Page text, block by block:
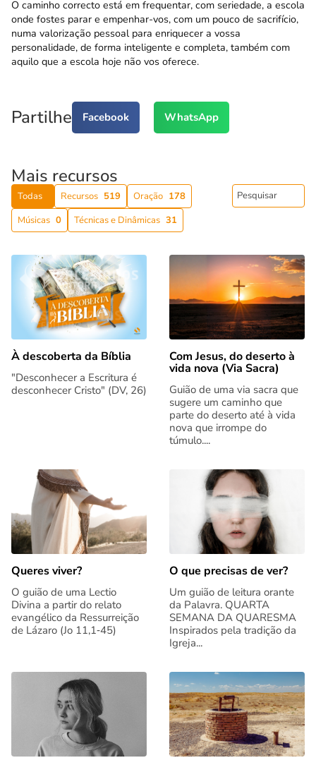
O caminho correcto está em frequentar, com seriedade, a escola
onde fostes parar e empenhar-vos, com um pouco de sacrifício,
numa valorização pessoal para enriquecer a vossa
personalidade, de forma inteligente e completa, também com
aquilo que a escola hoje não vos oferece.
Partilhe Facebook WhatsApp
Mais recursos
Todas Recursos 519 Oração 178
Músicas 0 Técnicas e Dinâmicas 31
À descoberta da Bíblia
"Desconhecer a Escritura é
desconhecer Cristo" (DV, 26)
Com Jesus, do deserto à
vida nova (Via Sacra)
Guião de uma via sacra que
sugere um caminho que
parte do deserto até à vida
nova que irrompe do
túmulo....
Queres viver?
O guião de uma Lectio
Divina a partir do relato
evangélico da Ressurreição
de Lázaro (Jo 11,1‑45)
O que precisas de ver?
Um guião de leitura orante
da Palavra. QUARTA
SEMANA DA QUARESMA
Inspirados pela tradição da
Igreja...